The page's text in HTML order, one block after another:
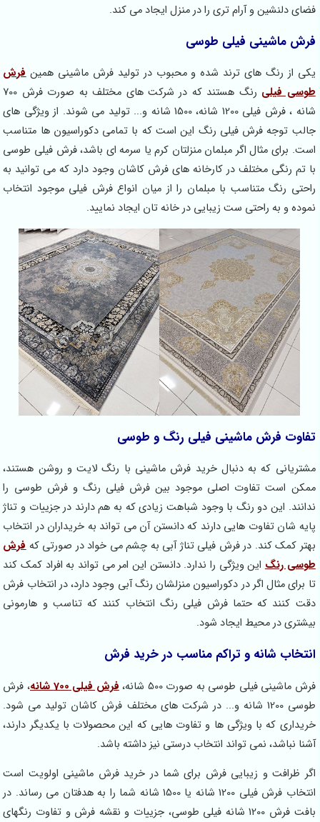
فضای دلنشین و آرام تری را در منزل ایجاد می کند.
فرش ماشینی فیلی طوسی
یکی از رنگ های ترند شده و محبوب در تولید فرش ماشینی همینفرش
طوسی فیلی
رنگ هستند که در شرکت های مختلف به صورت فرش 700
شانه ، فرش فیلی 1200 شانه، 1500 شانه و... تولید می شوند. از ویژگی های
جالب توجه فرش فیلی رنگ این است که با تمامی دکوراسیون ها متناسب
است. برای مثال اگر مبلمان منزلتان کرم یا سرمه ای باشد، فرش فیلی طوسی
با تم رنگی مختلف در کارخانه های فرش کاشان وجود دارد که می توانید به
راحتی رنگ متناسب با مبلمان را از میان انواع فرش فیلی موجود انتخاب
نموده و به راحتی ست زیبایی در خانه تان ایجاد نمایید.
تفاوت فرش ماشینی فیلی رنگ و طوسی
مشتریانی که به دنبال خرید فرش ماشینی با رنگ لایت و روشن هستند،
ممکن است تفاوت اصلی موجود بین فرش فیلی رنگ و فرش طوسی را
ندانند. این دو رنگ با وجود شباهت زیادی که به هم دارند در جزییات و تناژ
پایه شان تفاوت هایی دارند که دانستن آن می تواند به خریداران در انتخاب
بهتر کمک کند. در فرش فیلی تناژ آبی به چشم می خواد در صورتی کهفرش
طوسی رنگاین ویژگی را ندارد. دانستن این امر می تواند به افراد کمک کند
تا برای مثال اگر در دکوراسیون منزلشان رنگ آبی وجود دارد، در انتخاب فرش
دقت کنند که حتما فرش فیلی رنگ انتخاب کنند که تناسب و هارمونی
بیشتری در محیط ایجاد شود.
انتخاب شانه و تراکم مناسب در خرید فرش
فرش ماشینی فیلی طوسی به صورت 500 شانه، فرش فیلی 700 شانه
، فرش
طوسی 1200 شانه و... در شرکت های مختلف فرش کاشان تولید می شود.
خریداری که با ویژگی ها و تفاوت هایی که این محصولات با یکدیگر دارند،
آشنا نباشد، نمی تواند انتخاب درستی نیز داشته باشد.
اگر ظرافت و زیبایی فرش برای شما در خرید فرش ماشینی اولویت است
انتخاب فرش فیلی 1200 شانه یا 1500 شانه شما را به هدفتان می رساند. در
بافت فرش 1200 شانه فیلی طوسی، جزییات و نقشه فرش و تفاوت رنگهای